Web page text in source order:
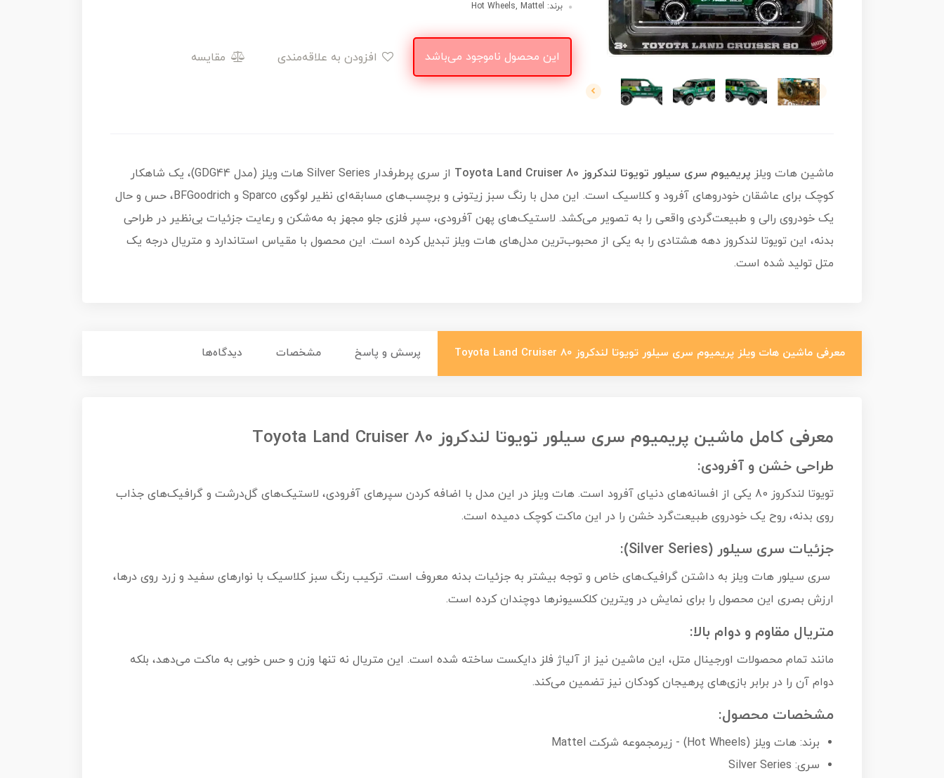
برند: Hot Wheels, Mattel
این محصول ناموجود می‌باشد مقایسه
ماشین هات ویلز پریمیوم سری سیلور تویوتا لندکروز Toyota Land Cruiser 80
از سری پرطرفدار Silver Series هات ویلز (مدل GDG44)، یک شاهکار
کوچک برای عاشقان خودروهای آفرود و کلاسیک است. این مدل با رنگ سبز زیتونی و برچسب‌های مسابقه‌ای نظیر لوگوی Sparco و BFGoodrich، حس و حال
یک خودروی رالی و طبیعت‌گردی واقعی را به تصویر می‌کشد. لاستیک‌های پهن آفرودی، سپر فلزی جلو مجهز به مه‌شکن و رعایت جزئیات بی‌نظیر در طراحی
بدنه، این تویوتا لندکروز دهه هشتادی را به یکی از محبوب‌ترین مدل‌های هات ویلز تبدیل کرده است. این محصول با مقیاس استاندارد و متریال درجه یک
متل تولید شده است.
معرفی ماشین هات ویلز پریمیوم سری سیلور تویوتا لندکروز Toyota Land Cruiser 80 پرسش و پاسخ مشخصات دیدگاه‌ها
معرفی کامل ماشین پریمیوم سری سیلور تویوتا لندکروز Toyota Land Cruiser 80
طراحی خشن و آفرودی:
تویوتا لندکروز 80 یکی از افسانه‌های دنیای آفرود است. هات ویلز در این مدل با اضافه کردن سپرهای آفرودی، لاستیک‌های گل‌درشت و گرافیک‌های جذاب
روی بدنه، روح یک خودروی طبیعت‌گرد خشن را در این ماکت کوچک دمیده است.
جزئیات سری سیلور (Silver Series):
سری سیلور هات ویلز به داشتن گرافیک‌های خاص و توجه بیشتر به جزئیات بدنه معروف است. ترکیب رنگ سبز کلاسیک با نوارهای سفید و زرد روی درها،
ارزش بصری این محصول را برای نمایش در ویترین کلکسیونرها دوچندان کرده است.
متریال مقاوم و دوام بالا:
مانند تمام محصولات اورجینال متل، این ماشین نیز از آلیاژ فلز دایکست ساخته شده است. این متریال نه تنها وزن و حس خوبی به ماکت می‌دهد، بلکه
دوام آن را در برابر بازی‌های پرهیجان کودکان نیز تضمین می‌کند.
مشخصات محصول:
برند: هات ویلز (Hot Wheels) - زیرمجموعه شرکت Mattel
سری: Silver Series